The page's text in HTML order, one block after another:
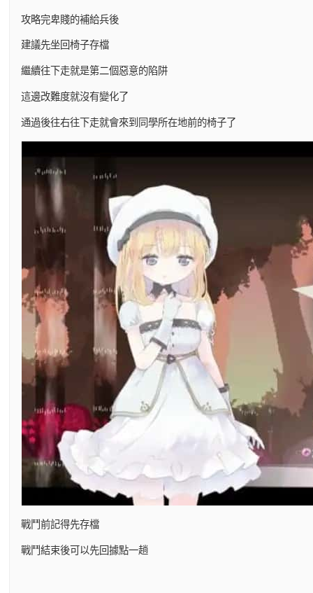
攻略完卑賤的補給兵後
建議先坐回椅子存檔
繼續往下走就是第二個惡意的陷阱
這邊改難度就沒有變化了
通過後往右往下走就會來到同學所在地前的椅子了
戰鬥前記得先存檔
戰鬥結束後可以先回據點一趟